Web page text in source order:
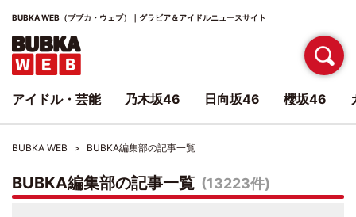
BUBKA WEB（ブブカ・ウェブ）｜グラビア＆アイドルニュースサイト
BUBKA WEB BUBKA編集部の記事一覧
BUBKA編集部の記事一覧 (13223件)
アイドル・芸能 乃木坂46 日向坂46 櫻坂46